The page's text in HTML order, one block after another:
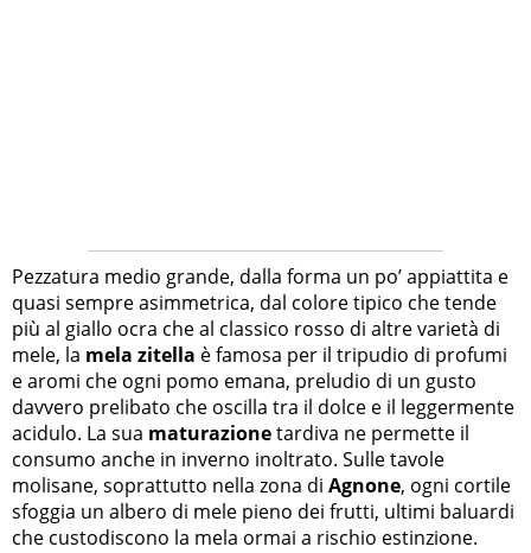
Pezzatura medio grande, dalla forma un po’ appiattita e
quasi sempre asimmetrica, dal colore tipico che tende
più al giallo ocra che al classico rosso di altre varietà di
mele, la mela zitella è famosa per il tripudio di profumi
e aromi che ogni pomo emana, preludio di un gusto
davvero prelibato che oscilla tra il dolce e il leggermente
acidulo. La sua maturazionetardiva ne permette il
consumo anche in inverno inoltrato. Sulle tavole
molisane, soprattutto nella zona di Agnone, ogni cortile
sfoggia un albero di mele pieno dei frutti, ultimi baluardi
che custodiscono la mela ormai a rischio estinzione.